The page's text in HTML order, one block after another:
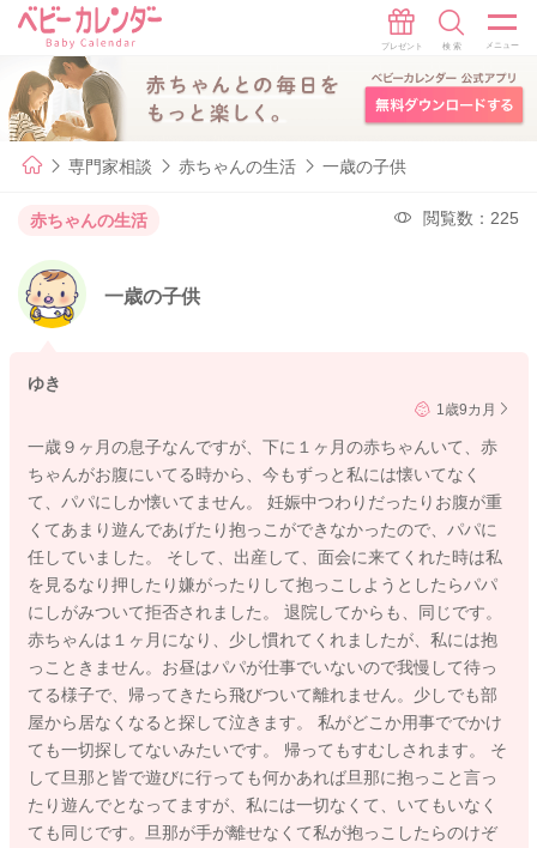
専門家相談 赤ちゃんの生活 一歳の子供
赤ちゃんの生活 閲覧数：225
一歳の子供
ゆき
1歳9カ月
一歳９ヶ月の息子なんですが、下に１ヶ月の赤ちゃんいて、赤
ちゃんがお腹にいてる時から、今もずっと私には懐いてなく
て、パパにしか懐いてません。 妊娠中つわりだったりお腹が重
くてあまり遊んであげたり抱っこができなかったので、パパに
任していました。 そして、出産して、面会に来てくれた時は私
を見るなり押したり嫌がったりして抱っこしようとしたらパパ
にしがみついて拒否されました。 退院してからも、同じです。
赤ちゃんは１ヶ月になり、少し慣れてくれましたが、私には抱
っこときません。お昼はパパが仕事でいないので我慢して待っ
てる様子で、帰ってきたら飛びついて離れません。少しでも部
屋から居なくなると探して泣きます。 私がどこか用事ででかけ
ても一切探してないみたいです。 帰ってもすむしされます。 そ
して旦那と皆で遊びに行っても何かあれば旦那に抱っこと言っ
たり遊んでとなってますが、私には一切なくて、いてもいなく
ても同じです。旦那が手が離せなくて私が抱っこしたらのけぞ